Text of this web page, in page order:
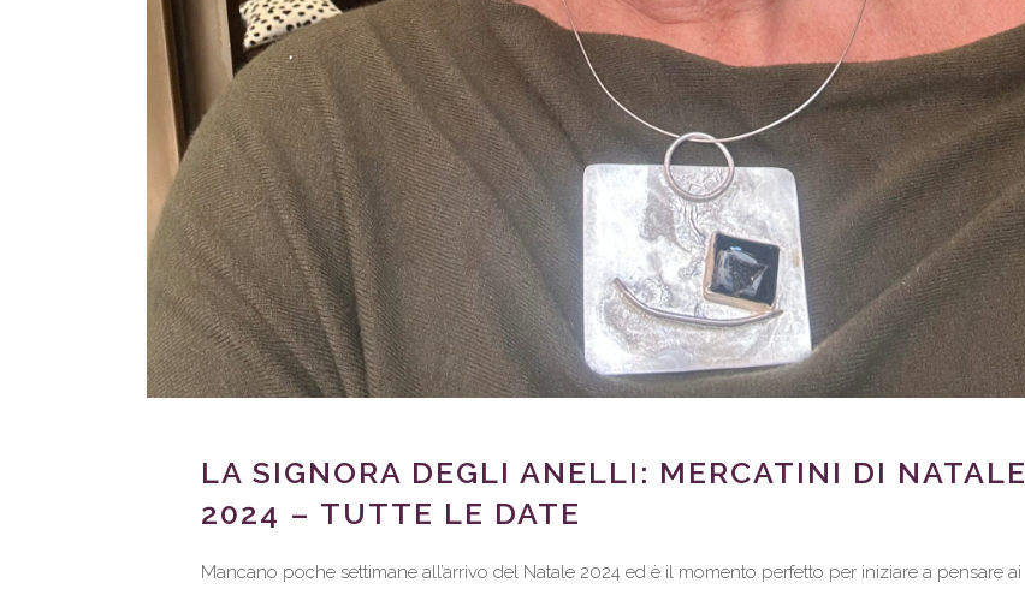
LA SIGNORA DEGLI ANELLI: MERCATINI DI NATALE
2024 – TUTTE LE DATE
Mancano poche settimane all’arrivo del Natale 2024 ed è il momento perfetto per iniziare a pensare ai